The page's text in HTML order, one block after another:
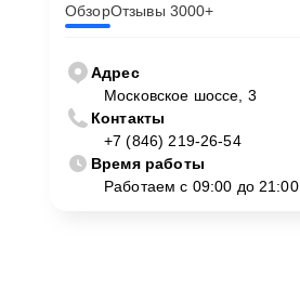
ОбзорОтзывы 3000+
Адрес
Московское шоссе, 3
Контакты
+7 (846) 219-26-54
Время работы
Работаем с 09:00 до 21:00